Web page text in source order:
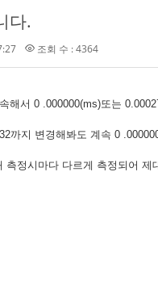
다.
조회 수 : 4364
해서 0 .000000(ms)또는
까지 변경해봐도 계속 0
측정시마다 다르게 측정되어 제